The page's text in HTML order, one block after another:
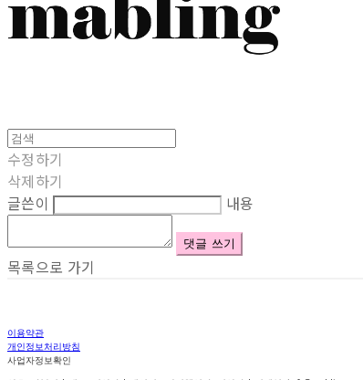
수정하기
삭제하기
글쓴이
내용
댓글 쓰기
목록으로 가기
이용약관
개인정보처리방침
사업자정보확인